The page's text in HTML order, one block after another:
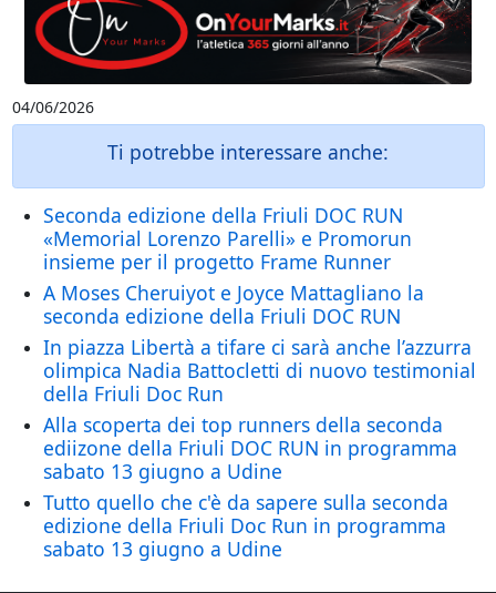
04/06/2026
Ti potrebbe interessare anche:
Seconda edizione della Friuli DOC RUN
«Memorial Lorenzo Parelli» e Promorun
insieme per il progetto Frame Runner
A Moses Cheruiyot e Joyce Mattagliano la
seconda edizione della Friuli DOC RUN
In piazza Libertà a tifare ci sarà anche l’azzurra
olimpica Nadia Battocletti di nuovo testimonial
della Friuli Doc Run
Alla scoperta dei top runners della seconda
ediizone della Friuli DOC RUN in programma
sabato 13 giugno a Udine
Tutto quello che c'è da sapere sulla seconda
edizione della Friuli Doc Run in programma
sabato 13 giugno a Udine